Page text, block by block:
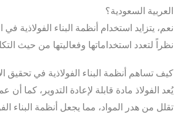
العربية السعودية؟
نعم، يتزايد استخدام أنظمة البناء الفولاذية
نظراً لتعدد استخداماتها وفعاليتها من حيث
كيف تساهم أنظمة البناء الفولاذية في تحقيق
يُعد الفولاذ مادة قابلة لإعادة التدوير، كما أن
تقلل من هدر المواد، مما يجعل أنظمة البناء